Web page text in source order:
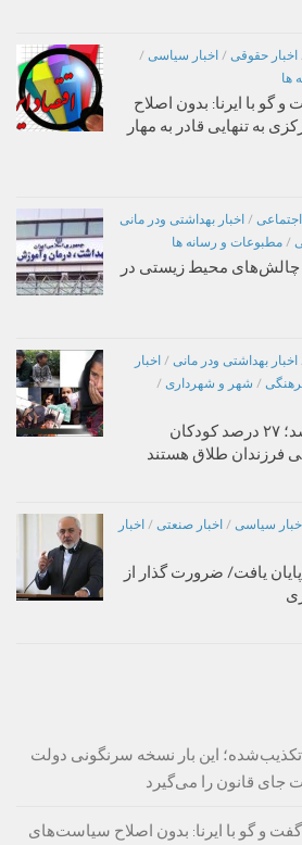
اخبار حقوقی / اخبار سیاسی /
ها
گو با ایرنا: بدون اصلاح
به تنهایی قادر به مهار
اجتماعی / اخبار بهداشتی ودر مانی
/ مطبوعات و رسانه ها
محیط زیستی در
اخبار بهداشتی ودر مانی / اخبار
/ شهر و شهرداری /
در گفت‌وگو با ایرنا اعلام شد؛ ۲۷ درصد کودکان
فرزندان طلاق هستند
سیاسی / اخبار صنعتی / اخبار
یافت/ ضرورت گذار از
این بار نسخه سرنگونی دولت
جای قانون را می‌گیرد
و گو با ایرنا: بدون اصلاح سیاست‌های